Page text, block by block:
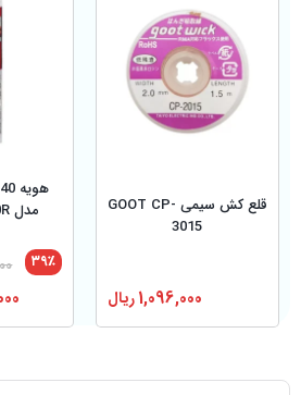
قلع کش سیمی GOOT CP-
3015
1,096,000ریال
مدل KS-40R | اصل
۳۹٪